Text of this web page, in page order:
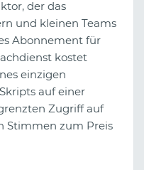
der das
und kleinen Teams
Abonnement für
kostet
einzigen
auf einer
Zugriff auf
Stimmen zum Preis